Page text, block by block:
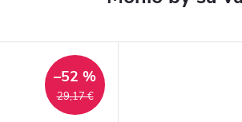
29,17 €
–52 %